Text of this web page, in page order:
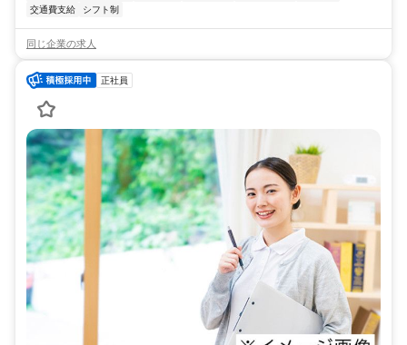
交通費支給
シフト制
同じ企業の求人
正社員